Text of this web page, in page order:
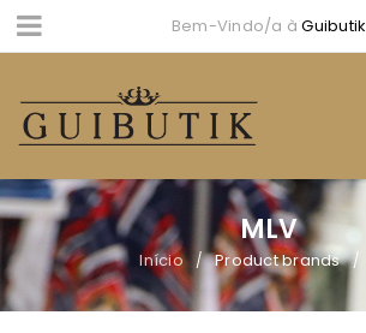
Bem-Vindo/a àGuibutik
MLV
Início / Product brands /